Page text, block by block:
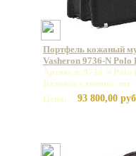
Портфель кожаный
Vasheron 9736-N
Артикул: 9736 N Polo
Базовая единица: шт
Цена:
93 800,00